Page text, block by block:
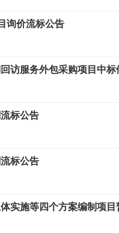
询价流标公告
访服务外包采购项目中标
标公告
标公告
实施等四个方案编制项目